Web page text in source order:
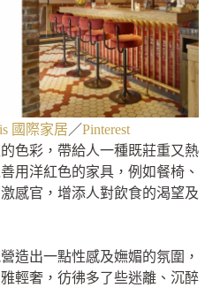
國際家居 ／Pinterest
色彩，帶給人一種既莊重又熱
用洋紅色的家具，例如餐椅、
感官，增添人對飲食的渴望及
造出一點性感及嫵媚的氛圍，
輕奢，彷彿多了些迷離、沉醉